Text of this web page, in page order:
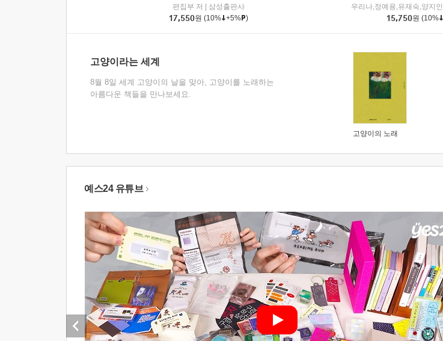
편집부 저
삼성출판사
17,550원 (10% +5% )
15,750원 (10%
고양이라는 세계
8월 8일 세계 고양이의 날을 맞아, 고양이를 노래하는
아름다운 책들을 만나보세요.
고양이의 노래
예스24 유튜브